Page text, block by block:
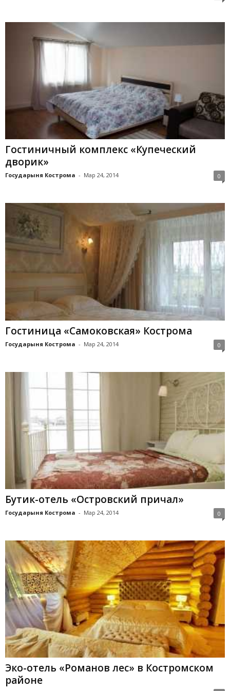
Гостиничный комплекс «Купеческий
дворик»
Государыня Кострома - Мар 24, 2014 0
Гостиница «Самоковская» Кострома
Государыня Кострома - Мар 24, 2014 0
Бутик-отель «Островский причал»
Государыня Кострома - Мар 24, 2014 0
Эко-отель «Романов лес» в Костромском
районе